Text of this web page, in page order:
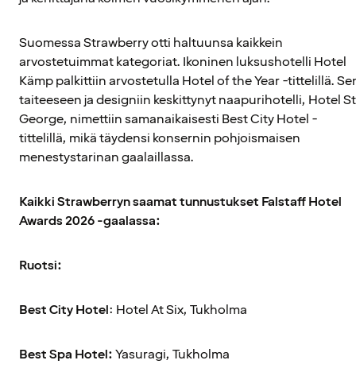
Suomessa Strawberry otti haltuunsa kaikkein
arvostetuimmat kategoriat. Ikoninen luksushotelli Hotel
Kämp palkittiin arvostetulla Hotel of the Year -tittelillä.
taiteeseen ja designiin keskittynyt naapurihotelli, Hotel
George, nimettiin samanaikaisesti Best City Hotel -
tittelillä, mikä täydensi konsernin pohjoismaisen
menestystarinan gaalaillassa.
Kaikki Strawberryn saamat tunnustukset Falstaff Hotel
Awards 2026 -gaalassa:
Ruotsi:
Best City Hotel: Hotel At Six, Tukholma
Best Spa Hotel:Yasuragi, Tukholma